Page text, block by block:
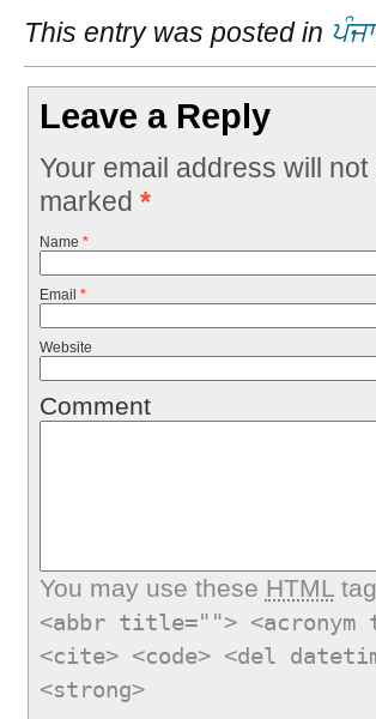
This entry was posted in
Leave a Reply
Your email address will
marked *
Name *
Email *
Website
Comment
You may use these HTML
<abbr title="">
<cite> <code> <del
<strong>